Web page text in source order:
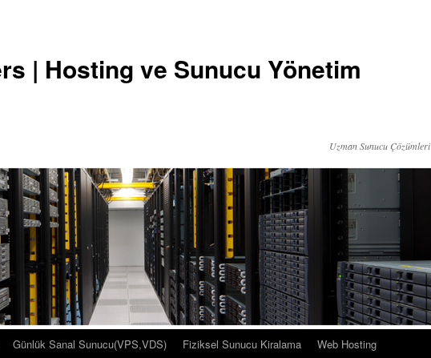
| Hosting ve Sunucu Yönetim
Uzman Sunucu Çözümleri
Günlük Sanal Sunucu(VPS,VDS) Fiziksel Sunucu Kiralama Web Hosting